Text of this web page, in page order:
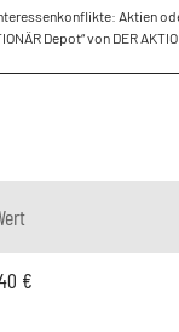
Aktien
Depot“ von DER
€